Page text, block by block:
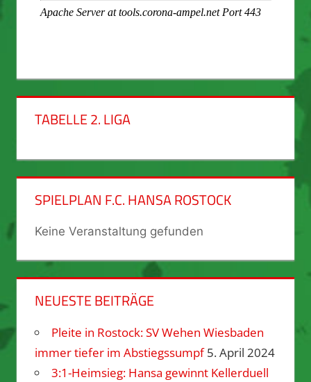
TABELLE 2. LIGA
SPIELPLAN F.C. HANSA ROSTOCK
Keine Veranstaltung gefunden
NEUESTE BEITRÄGE
Pleite in Rostock: SV Wehen Wiesbaden
immer tiefer im Abstiegssumpf 5. April 2024
3:1-Heimsieg: Hansa gewinnt Kellerduell